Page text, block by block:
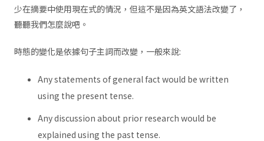
少在摘要中使用現在式的情況，但這不是因為英文語法改變了，
聽聽我們怎麼說吧。
時態的變化是依據句子主詞而改變，一般來說:
Any statements of general fact would be written
using the present tense.
Any discussion about prior research would be
explained using the past tense.